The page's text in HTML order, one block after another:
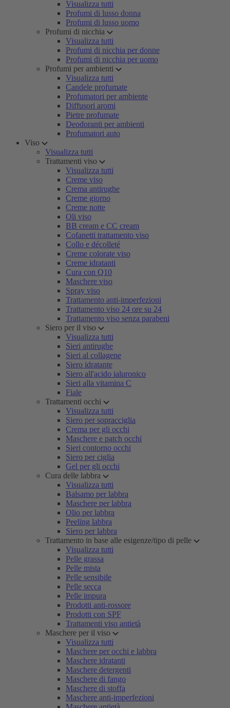
Visualizza tutti
Profumi di lusso donna
Profumi di lusso uomo
Profumi di nicchia
Visualizza tutti
Profumi di nicchia per donne
Profumi di nicchia per uomo
Profumi per ambienti
Visualizza tutti
Candele profumate
Profumatori per ambiente
Diffusori aromi
Pietre profumate
Deodoranti per ambienti
Profumatori auto
Viso
Visualizza tutti
Trattamenti viso
Visualizza tutti
Creme viso
Crema antirughe
Creme giorno
Creme notte
Oli viso
BB cream e CC cream
Cofanetti trattamento viso
Collo e décolleté
Creme colorate viso
Creme idratanti
Cura con Q10
Maschere viso
Spray viso
Trattamento anti-imperfezioni
Trattamento viso 24 ore su 24
Trattamento viso senza parabeni
Siero per il viso
Visualizza tutti
Sieri antirughe
Sieri al collagene
Siero idratante
Siero all'acido ialuronico
Sieri alla vitamina C
Fiale
Trattamenti occhi
Visualizza tutti
Siero per sopracciglia
Crema per gli occhi
Maschere e patch occhi
Sieri contorno occhi
Siero per ciglia
Gel per gli occhi
Cura delle labbra
Visualizza tutti
Balsamo per labbra
Maschere per labbra
Olio per labbra
Peeling labbra
Siero per labbra
Trattamento in base alle esigenze/tipo di pelle
Visualizza tutti
Pelle grassa
Pelle mista
Pelle sensibile
Pelle secca
Pelle impura
Prodotti anti-rossore
Prodotti con SPF
Trattamenti viso antietà
Maschere per il viso
Visualizza tutti
Maschere per occhi e labbra
Maschere idratanti
Maschere detergenti
Maschere di fango
Maschere di stoffa
Maschere anti-imperfezioni